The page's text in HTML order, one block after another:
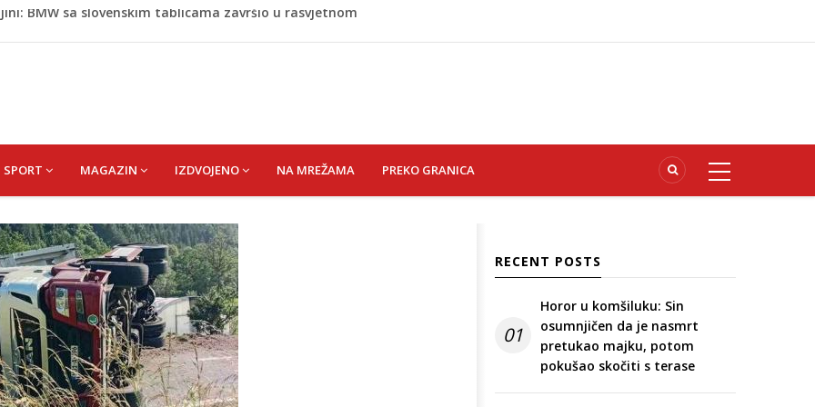
sutra i tokom vikenda
Unsko-sanskom kantonu
da je nasmrt pretukao majku, potom pokušao skočiti s
BMW sa slovenskim tablicama završio u rasvjetnom
SPORT MAGAZIN IZDVOJENO NA MREŽAMA PREKO GRANICA
RECENT POSTS
01
Horor u komšiluku: Sin
osumnjičen da je nasmrt
pretukao majku, potom
pokušao skočiti s terase